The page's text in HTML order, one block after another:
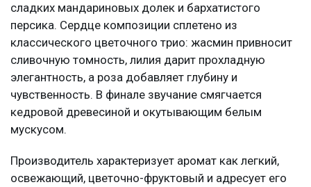
сладких мандариновых долек и бархатистого
персика. Сердце композиции сплетено из
классического цветочного трио: жасмин привносит
сливочную томность, лилия дарит прохладную
элегантность, а роза добавляет глубину и
чувственность. В финале звучание смягчается
кедровой древесиной и окутывающим белым
мускусом.
Производитель характеризует аромат как легкий,
освежающий, цветочно-фруктовый и адресует его